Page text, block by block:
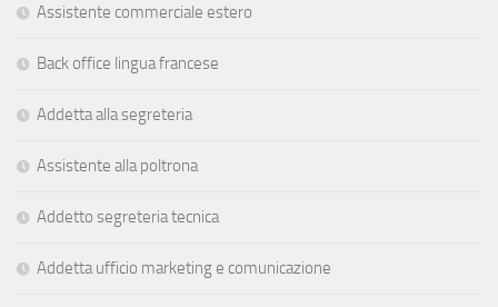
Assistente commerciale estero
Back office lingua francese
Addetta alla segreteria
Assistente alla poltrona
Addetto segreteria tecnica
Addetta ufficio marketing e comunicazione